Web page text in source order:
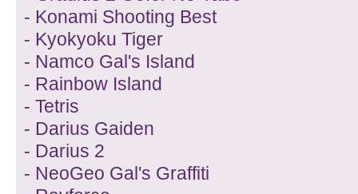
- Konami Shooting Best
- Kyokyoku Tiger
- Namco Gal's Island
- Rainbow Island
- Tetris
- Darius Gaiden
- Darius 2
- NeoGeo Gal's Graffiti